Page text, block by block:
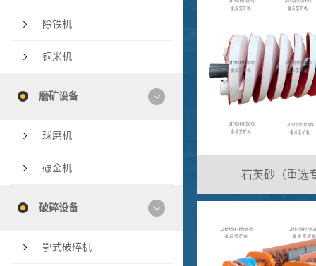
除铁机
铜米机
磨矿设备
球磨机
碾金机
破碎设备
鄂式破碎机
石英砂（重选